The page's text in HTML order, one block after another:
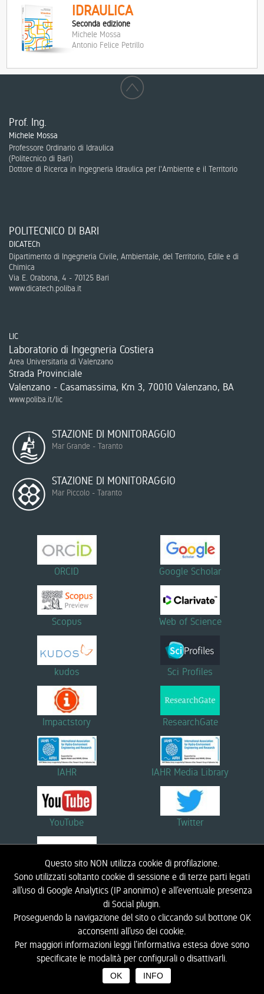
Questo sito NON utilizza cookie di profilazione.
Sono utilizzati soltanto cookie di sessione e di terze parti legati
all’uso di Google Analytics (IP anonimo) e all’eventuale presenza
di Social plugin.
Proseguendo la navigazione del sito o cliccando sul bottone OK
acconsenti all’uso dei cookie.
Per maggiori informazioni leggi l’informativa estesa dove sono
specificate le modalità per configurali o disattivarli.
OK INFO
IDRAULICA
Seconda edizione
Michele Mossa
Antonio Felice Petrillo
Prof. Ing.
Michele Mossa
Professore Ordinario di Idraulica
(Politecnico di Bari)
Dottore di Ricerca in Ingegneria Idraulica per l'Ambiente e il Territorio
POLITECNICO DI BARI
DICATECh
Dipartimento di Ingegneria Civile, Ambientale, del Territorio, Edile e di
Chimica
Via E. Orabona, 4 - 70125 Bari
www.dicatech.poliba.it
LIC
Laboratorio di Ingegneria Costiera
Area Universitaria di Valenzano
Strada Provinciale
Valenzano - Casamassima, Km 3, 70010 Valenzano, BA
www.poliba.it/lic
STAZIONE DI MONITORAGGIO
Mar Grande - Taranto
STAZIONE DI MONITORAGGIO
Mar Piccolo - Taranto
ORCID Google Scholar
Scopus Web of Science
kudos Sci Profiles
Impactstory ResearchGate
IAHR IAHR Media Library
YouTube Twitter
Linkedin
HOME BIOGRAFIA RICERCA DIDATTICA NOTIZIE ED EVENTI
LINK
LIC - LABORATORIO DI INGEGNERIA COSTIERA INFORMATIVA PRIVACY